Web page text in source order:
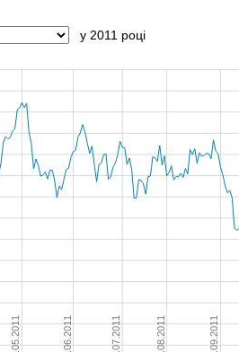
у 2011 році